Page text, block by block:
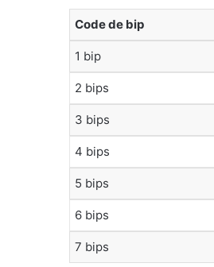
Code de bip
1 bip
2 bips
3 bips
4 bips
5 bips
6 bips
7 bips